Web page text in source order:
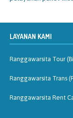
LAYANAN KAMI
Ranggawarsita Tour
Ranggawarsita Trans
Ranggawarsita Rent